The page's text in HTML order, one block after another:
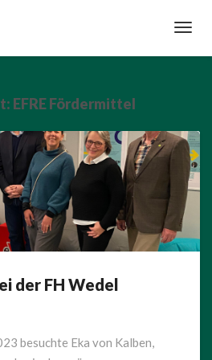
EFRE Fördermittel
der FH Wedel
besuchte Eka von Kalben,